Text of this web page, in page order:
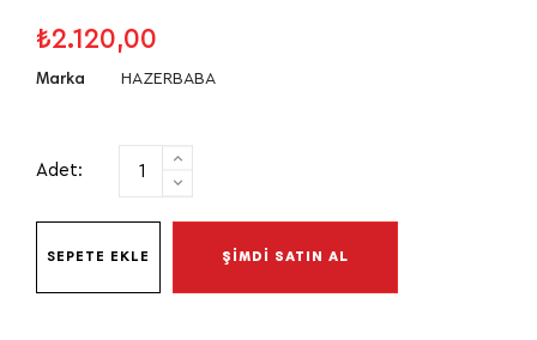
₺2.120,00
Marka HAZERBABA
Adet:
SEPETE EKLE ŞİMDİ SATIN AL